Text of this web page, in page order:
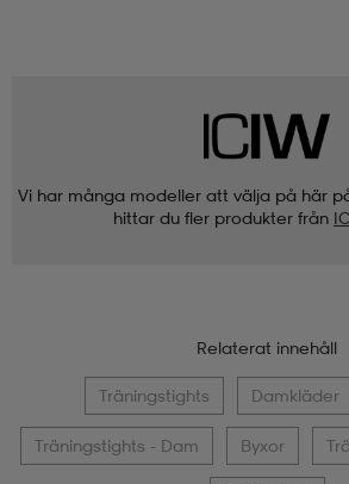
Vi har många modeller att välja på här
hittar du fler produkter från
Relaterat innehåll
Träningstights Damkläder
Träningstights - Dam Byxor